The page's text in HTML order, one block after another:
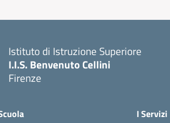
Istituto di Istruzione Superiore
I.I.S. Benvenuto Cellini
Firenze
I Servizi